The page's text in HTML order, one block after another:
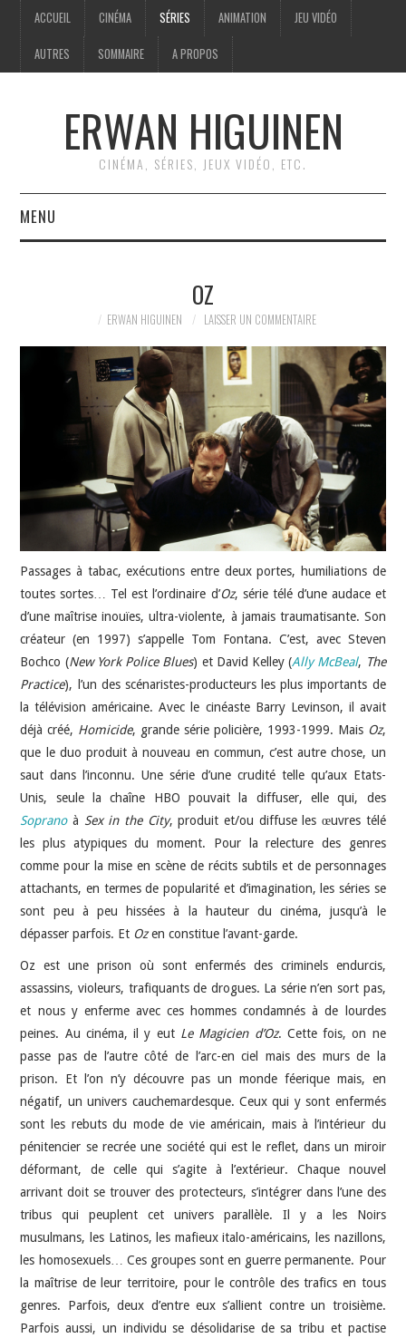
ACCUEIL CINÉMA SÉRIES ANIMATION JEU VIDÉO
AUTRES SOMMAIRE A PROPOS
ERWAN HIGUINEN
CINÉMA, SÉRIES, JEUX VIDÉO, ETC.
MENU
SÉRIES
ANIMATION
JEU VIDÉO
AUTRES
SOMMAIRE
A PROPOS
OZ
ERWAN HIGUINEN LAISSER UN COMMENTAIRE
Passages à tabac, exécutions entre deux portes, humiliations de
toutes sortes… Tel est l’ordinaire d’Oz, série télé d’une audace et
d’une maîtrise inouïes, ultra-violente, à jamais traumatisante. Son
créateur (en 1997) s’appelle Tom Fontana. C’est, avec Steven
Bochco (New York Police Blues) et David Kelley (Ally McBeal, The
Practice), l’un des scénaristes-producteurs les plus importants de
la télévision américaine. Avec le cinéaste Barry Levinson, il avait
déjà créé, Homicide, grande série policière, 1993-1999. Mais Oz,
que le duo produit à nouveau en commun, c’est autre chose, un
saut dans l’inconnu. Une série d’une crudité telle qu’aux Etats-
Unis, seule la chaîne HBO pouvait la diffuser, elle qui, des
Sopranoà Sex in the City, produit et/ou diffuse les œuvres télé
les plus atypiques du moment. Pour la relecture des genres
comme pour la mise en scène de récits subtils et de personnages
attachants, en termes de popularité et d’imagination, les séries se
sont peu à peu hissées à la hauteur du cinéma, jusqu’à le
dépasser parfois. Et Ozen constitue l’avant-garde.
Oz est une prison où sont enfermés des criminels endurcis,
assassins, violeurs, trafiquants de drogues. La série n’en sort pas,
et nous y enferme avec ces hommes condamnés à de lourdes
peines. Au cinéma, il y eut Le Magicien d’Oz. Cette fois, on ne
passe pas de l’autre côté de l’arc-en ciel mais des murs de la
prison. Et l’on n’y découvre pas un monde féerique mais, en
négatif, un univers cauchemardesque. Ceux qui y sont enfermés
sont les rebuts du mode de vie américain, mais à l’intérieur du
pénitencier se recrée une société qui est le reflet, dans un miroir
déformant, de celle qui s’agite à l’extérieur. Chaque nouvel
arrivant doit se trouver des protecteurs, s’intégrer dans l’une des
tribus qui peuplent cet univers parallèle. Il y a les Noirs
musulmans, les Latinos, les mafieux italo-américains, les nazillons,
les homosexuels… Ces groupes sont en guerre permanente. Pour
la maîtrise de leur territoire, pour le contrôle des trafics en tous
genres. Parfois, deux d’entre eux s’allient contre un troisième.
Parfois aussi, un individu se désolidarise de sa tribu et pactise